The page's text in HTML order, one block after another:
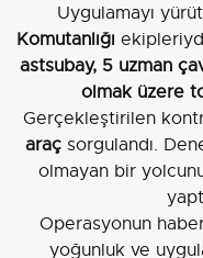
Uygulamayı
Komutanlığı
astsubay, 5 uzman
olmak üzere
Gerçekleştirilen
araç sorgulandı.
olmayan bir
Operasyonun
yoğunluk ve